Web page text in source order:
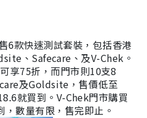
6款快速測試套裝，包括香港
、Safecare、及V-Chek。
享75折，而門市則10支8
及Goldsite，售價低至
就買到。V-Chek門市購買
數量有限，售完即止。